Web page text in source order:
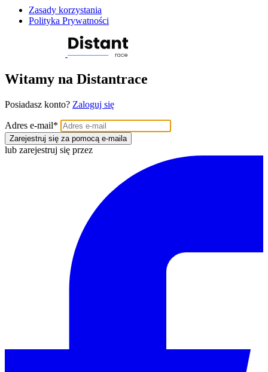
Zasady korzystania
Polityka Prywatności
Witamy na Distantrace
Posiadasz konto? Zaloguj się
Adres e-mail*
Zarejestruj się za pomocą e-maila
lub zarejestruj się przez